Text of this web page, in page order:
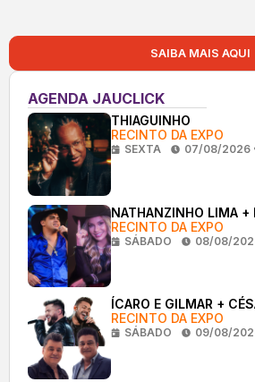
SAIBA MAIS AQUI
AGENDA JAUCLICK
THIAGUINHO
RECINTO DA EXPO
SEXTA 07/08/2026
NATHANZINHO LIMA +
RECINTO DA EXPO
SÁBADO 08/08/
ÍCARO E GILMAR +
RECINTO DA EXPO
SÁBADO 09/08/